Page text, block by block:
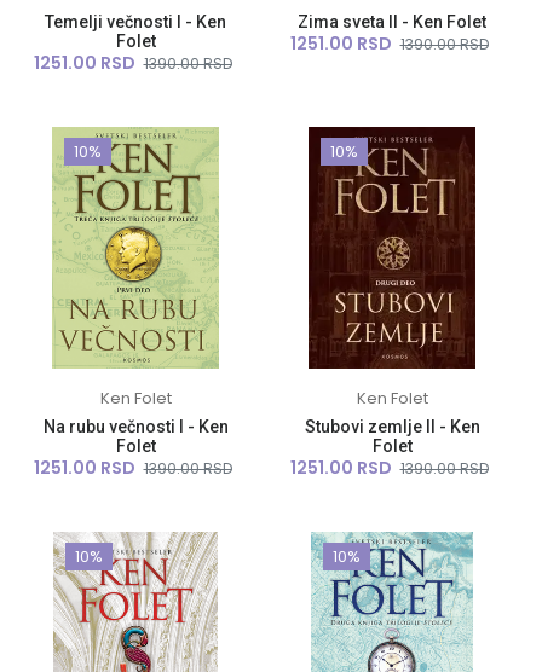
Temelji večnosti I - Ken
Folet
1251.00 RSD 1390.00 RSD
Zima sveta II - Ken Folet
1251.00 RSD 1390.00 RSD
10%
Ken Folet
Na rubu večnosti I - Ken
Folet
1251.00 RSD 1390.00 RSD
10%
Ken Folet
Stubovi zemlje II - Ken
Folet
1251.00 RSD 1390.00 RSD
10% 10%